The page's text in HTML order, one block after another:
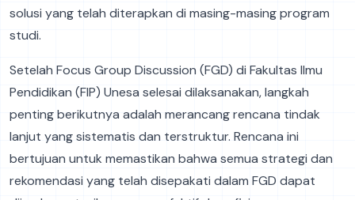
solusi yang telah diterapkan di masing-masing program
studi.
Setelah Focus Group Discussion (FGD) di Fakultas Ilmu
Pendidikan (FIP) Unesa selesai dilaksanakan, langkah
penting berikutnya adalah merancang rencana tindak
lanjut yang sistematis dan terstruktur. Rencana ini
bertujuan untuk memastikan bahwa semua strategi dan
rekomendasi yang telah disepakati dalam FGD dapat